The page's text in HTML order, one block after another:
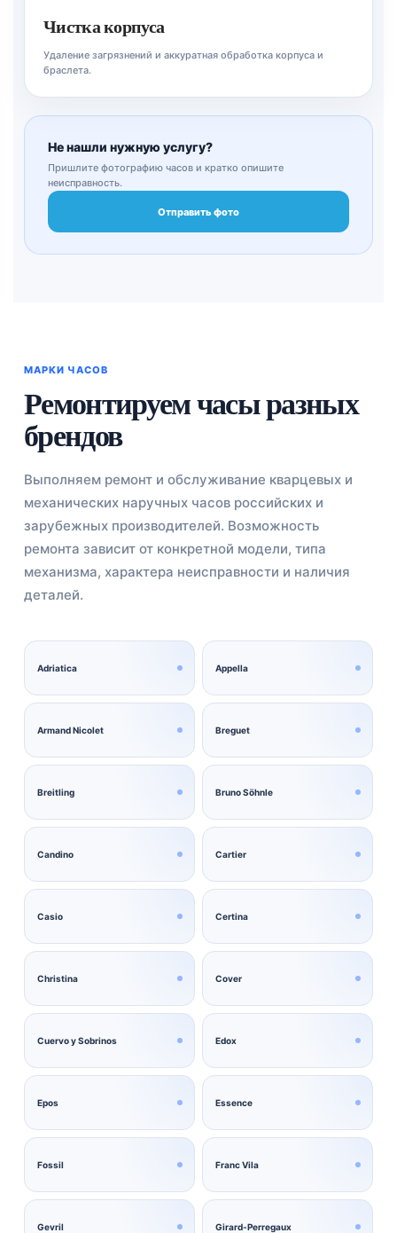
Чистка корпуса
Удаление загрязнений и аккуратная обработка корпуса и
браслета.
Не нашли нужную услугу?
Пришлите фотографию часов и кратко опишите
неисправность.
Отправить фото
МАРКИ ЧАСОВ
Ремонтируем часы разных
брендов
Выполняем ремонт и обслуживание кварцевых и
механических наручных часов российских и
зарубежных производителей. Возможность
ремонта зависит от конкретной модели, типа
механизма, характера неисправности и наличия
деталей.
Adriatica Appella
Armand Nicolet Breguet
Breitling Bruno Söhnle
Candino Cartier
Casio Certina
Christina Cover
Cuervo y Sobrinos Edox
Epos Essence
Fossil Franc Vila
Gevril Girard-Perregaux